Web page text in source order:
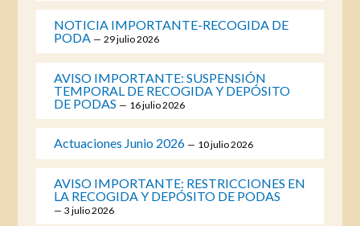
NOTICIA IMPORTANTE-RECOGIDA DE
PODA
29 julio 2026
AVISO IMPORTANTE: SUSPENSIÓN
TEMPORAL DE RECOGIDA Y DEPÓSITO
DE PODAS
16 julio 2026
Actuaciones Junio 2026 10 julio 2026
AVISO IMPORTANTE: RESTRICCIONES EN
LA RECOGIDA Y DEPÓSITO DE PODAS
3 julio 2026